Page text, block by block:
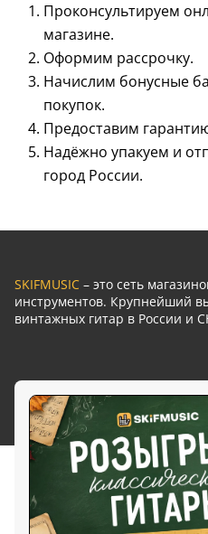
Проконсультируем
магазине.
Оформим рассрочку.
Начислим бонусные
покупок.
Предоставим
Надёжно упакуем и
город России.
SKIFMUSIC – это сеть
инструментов. Крупнейший
винтажных гитар в России и